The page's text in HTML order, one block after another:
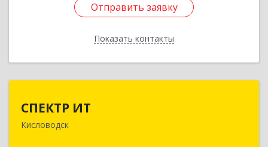
Отправить заявку
Показать контакты
Отправить заявку
Назад
СПЕКТР ИТ
Кисловодск
357736, Ставропольский край, Кисловодск г,